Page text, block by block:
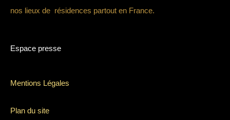
nos lieux de résidences partout en France.
Espace presse
Mentions Légales
Plan du site